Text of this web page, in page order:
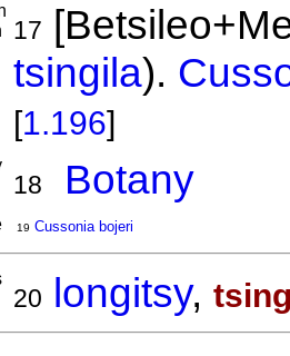
17
tsingila).
[1.196]
18 Botany
19 Cussonia bojeri
20 longitsy,